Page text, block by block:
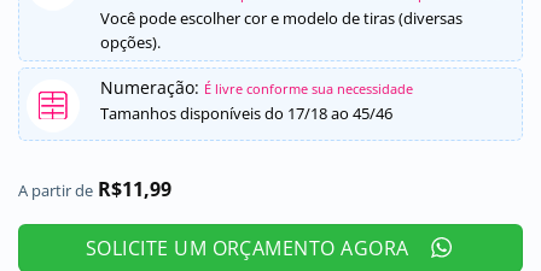
Você pode escolher cor e modelo de tiras (diversas
opções).
Numeração: É livre conforme sua necessidade
Tamanhos disponíveis do 17/18 ao 45/46
A partir de R$11,99
SOLICITE UM ORÇAMENTO AGORA